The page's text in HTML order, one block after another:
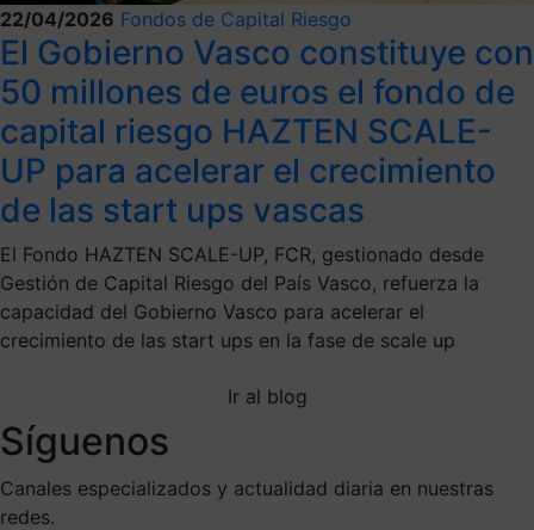
22/04/2026 Fondos de Capital Riesgo
El Gobierno Vasco constituye con
50 millones de euros el fondo de
capital riesgo HAZTEN SCALE-
UP para acelerar el crecimiento
de las start ups vascas
El Fondo HAZTEN SCALE-UP, FCR, gestionado desde
Gestión de Capital Riesgo del País Vasco, refuerza la
capacidad del Gobierno Vasco para acelerar el
crecimiento de las start ups en la fase de scale up
Ir al blog
Síguenos
Canales especializados y actualidad diaria en nuestras
redes.